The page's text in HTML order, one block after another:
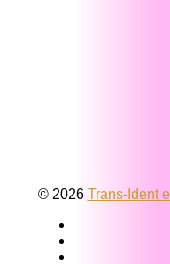
© 2026 Trans-Ident